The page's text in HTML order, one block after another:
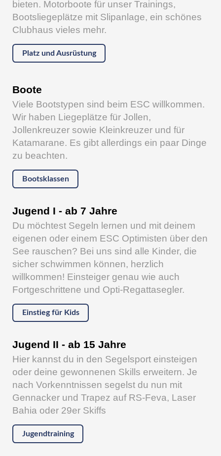
bieten. Motorboote für unser Trainings,
Bootsliegeplätze mit Slipanlage, ein schönes
Clubhaus vieles mehr.
Platz und Ausrüstung
Boote
Viele Bootstypen sind beim ESC willkommen.
Wir haben Liegeplätze für Jollen,
Jollenkreuzer sowie Kleinkreuzer und für
Katamarane. Es gibt allerdings ein paar Dinge
zu beachten.
Bootsklassen
Jugend I - ab 7 Jahre
Du möchtest Segeln lernen und mit deinem
eigenen oder einem ESC Optimisten über den
See rauschen? Bei uns sind alle Kinder, die
sicher schwimmen können, herzlich
willkommen! Einsteiger genau wie auch
Fortgeschrittene und Opti-Regattasegler.
Einstieg für Kids
Jugend II - ab 15 Jahre
Hier kannst du in den Segelsport einsteigen
oder deine gewonnenen Skills erweitern. Je
nach Vorkenntnissen segelst du nun mit
Gennacker und Trapez auf RS-Feva, Laser
Bahia oder 29er Skiffs
Jugendtraining